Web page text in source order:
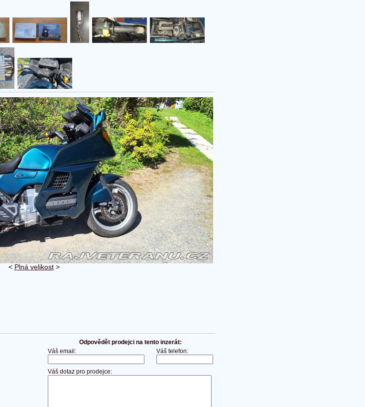
< Plná velikost>
Odpovědět prodejci na tento inzerát:
Váš email:
Váš telefon:
Váš dotaz pro prodejce: